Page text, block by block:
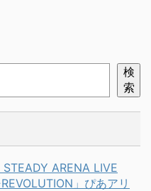
検
索
STEADY ARENA LIVE
」ぴあアリ